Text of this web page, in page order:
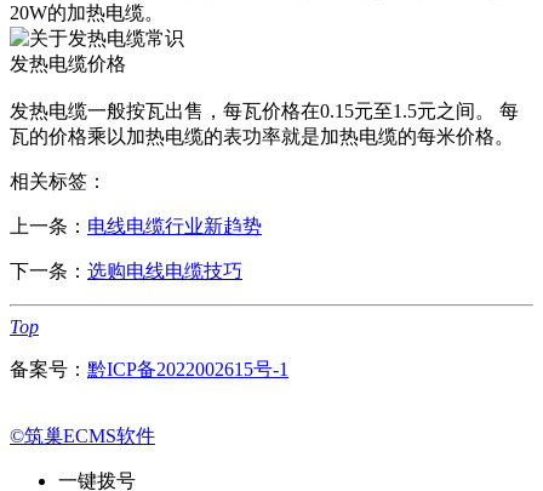
20W的加热电缆。
发热电缆价格
发热电缆一般按瓦出售，每瓦价格在0.15元至1.5元之间。 每
瓦的价格乘以加热电缆的表功率就是加热电缆的每米价格。
相关标签：
上一条： 电线电缆行业新趋势
下一条： 选购电线电缆技巧
Top
备案号： 黔ICP备2022002615号-1
©筑巢ECMS软件
一键拨号